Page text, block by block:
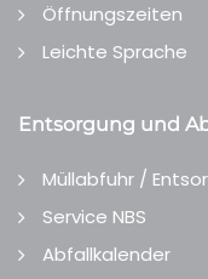
Öffnungszeiten
Leichte Sprache
Entsorgung und
Müllabfuhr /
Service NBS
Abfallkalender